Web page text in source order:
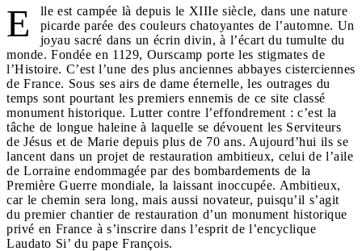
E
lle est campée là depuis le XIIIe siècle, dans une nature
picarde parée des couleurs chatoyantes de l’automne. Un
joyau sacré dans un écrin divin, à l’écart du tumulte du
monde. Fondée en 1129, Ourscamp porte les stigmates de
l’Histoire. C’est l’une des plus anciennes abbayes cisterciennes
de France. Sous ses airs de dame éternelle, les outrages du
temps sont pourtant les premiers ennemis de ce site classé
monument historique. Lutter contre l’effondrement : c’est la
tâche de longue haleine à laquelle se dévouent les Serviteurs
de Jésus et de Marie depuis plus de 70 ans. Aujourd’hui ils se
lancent dans un projet de restauration ambitieux, celui de l’aile
de Lorraine endommagée par des bombardements de la
Première Guerre mondiale, la laissant inoccupée. Ambitieux,
car le chemin sera long, mais aussi novateur, puisqu’il s’agit
du premier chantier de restauration d’un monument historique
privé en France à s’inscrire dans l’esprit de l’encyclique
Laudato Si’ du pape François.